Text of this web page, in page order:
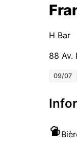
H Bar
88 Av.
09/07